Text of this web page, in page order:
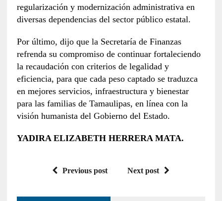
regularización y modernización administrativa en
diversas dependencias del sector público estatal.
Por último, dijo que la Secretaría de Finanzas
refrenda su compromiso de continuar fortaleciendo
la recaudación con criterios de legalidad y
eficiencia, para que cada peso captado se traduzca
en mejores servicios, infraestructura y bienestar
para las familias de Tamaulipas, en línea con la
visión humanista del Gobierno del Estado.
YADIRA ELIZABETH HERRERA MATA.
Previous post Next post